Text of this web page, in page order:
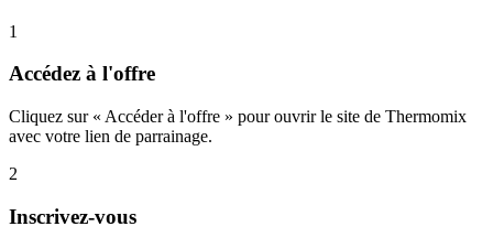
1
Accédez à l'offre
Cliquez sur « Accéder à l'offre » pour ouvrir le site de Thermomix
avec votre lien de parrainage.
2
Inscrivez-vous